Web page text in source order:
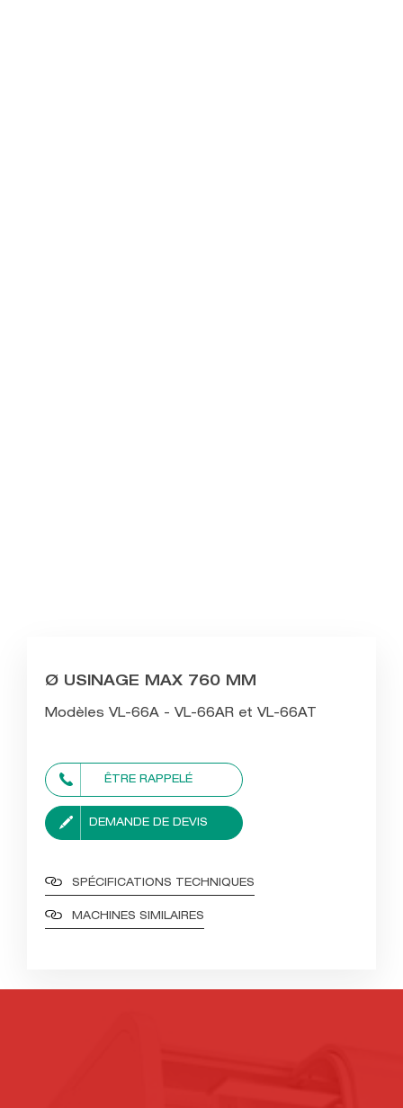
Ø USINAGE MAX 760 MM
Modèles VL-66A - VL-66AR et VL-66AT
ÊTRE RAPPELÉ
DEMANDE DE DEVIS
SPÉCIFICATIONS TECHNIQUES
MACHINES SIMILAIRES